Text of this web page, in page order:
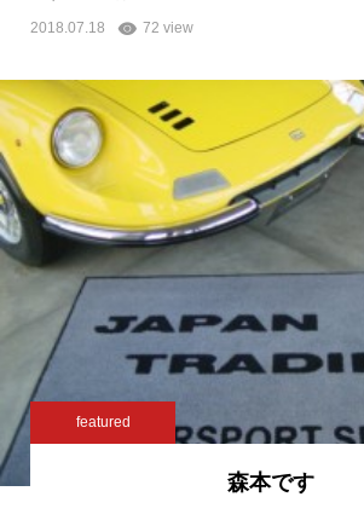
2018.07.18 72 view
featured
森本です